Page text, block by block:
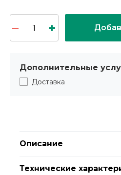
Дополнительные
Доставка
Описание
Технические